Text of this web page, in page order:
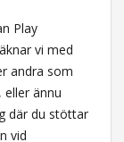
Play
vi med
andra som
ännu
där du stöttar
vid